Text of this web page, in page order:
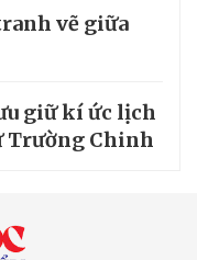
vẽ giữa
giữ kí ức lịch
Trường Chinh